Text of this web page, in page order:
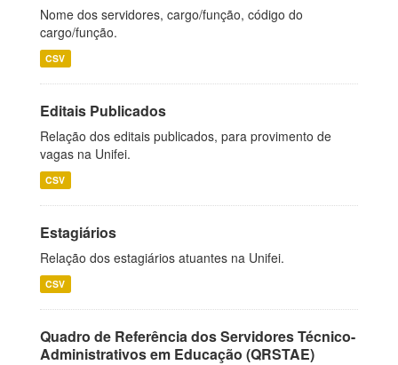
Nome dos servidores, cargo/função, código do
cargo/função.
CSV
Editais Publicados
Relação dos editais publicados, para provimento de
vagas na Unifei.
CSV
Estagiários
Relação dos estagiários atuantes na Unifei.
CSV
Quadro de Referência dos Servidores Técnico-
Administrativos em Educação (QRSTAE)